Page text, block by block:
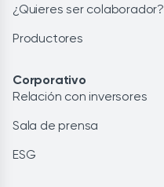
¿Quieres ser colaborador?
Productores
Corporativo
Relación con inversores
Sala de prensa
ESG